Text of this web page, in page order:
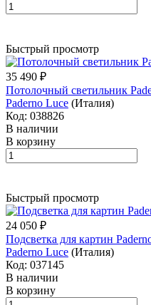
Быстрый просмотр
35 490 ₽
Потолочный светильник
Paderno Luce (Италия)
Код: 038826
В наличии
В корзину
Быстрый просмотр
24 050 ₽
Подсветка для картин
Paderno Luce (Италия)
Код: 037145
В наличии
В корзину